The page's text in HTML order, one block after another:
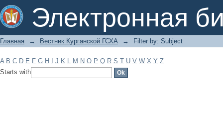
Электронная
Filter by: Subject
Главная → Вестник Курганской ГСХА → Filter by: Subject
A B C D E F G H J K L M N O P Q R S T U V W X Y Z
Starts with